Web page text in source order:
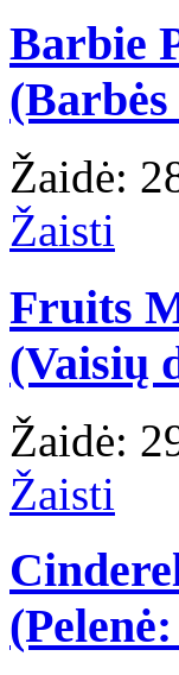
Barbie
Žaidė:
Žaisti
Fruits
(Vaisių
Žaidė:
Žaisti